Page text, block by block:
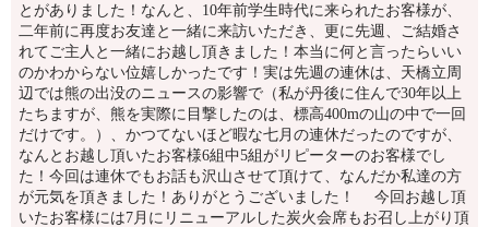
とがありました！なんと、10年前学生時代に来られたお客様が、
二年前に再度お友達と一緒に来訪いただき、更に先週、ご結婚さ
れてご主人と一緒にお越し頂きました！本当に何と言ったらいい
のかわからない位嬉しかったです！実は先週の連休は、天橋立周
辺では熊の出没のニュースの影響で（私が丹後に住んで30年以上
たちますが、熊を実際に目撃したのは、標高400mの山の中で一回
だけです。）、かつてないほど暇な七月の連休だったのですが、
なんとお越し頂いたお客様6組中5組がリピーターのお客様でし
た！今回は連休でもお話も沢山させて頂けて、なんだか私達の方
が元気を頂きました！ありがとうございました！ 今回お越し頂
いたお客様には7月にリニューアルした炭火会席もお召し上がり頂